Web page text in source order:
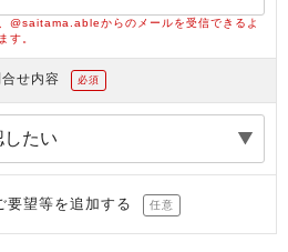
@saitama.ableからのメールを受信できるよ
す。
合せ内容 必須
要望等を追加する 任意